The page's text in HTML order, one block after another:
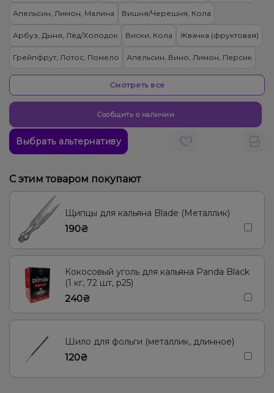
Апельсин, Лимон, Малина Вишня/Черешня, Кола
Арбуз, Дыня, Лёд/Холодок Виски, Кола Жвачка (фруктовая)
Грейпфрут, Лотос, Помело Апельсин, Вино, Лимон, Персик
Груша/Дюшес, Лёд/Холодок, Яблоко
Виноград, Личи, Роза Кактус, Лайм, Лимонад, Огурец
Пирог/Кондитерка, Ревень
Лёд/Холодок, Пряности/Специи, Цитрусы, Ягоды
Виски, Вишня/Черешня, Клюква
Лёд/Холодок, Цитрусы Манго Виски, Яблоко
Грейпфрут, Помело Малина, Черника/Голубика Дыня
Вино, Лимонад, Ягоды
Вишня/Черешня, Пирог/Кондитерка Ананас
Смотреть все
Сообщить о наличии
Выбрать альтернативу
С этим товаром покупают
Щипцы для кальяна Blade (Металлик)
190₴
Кокосовый уголь для кальяна Panda Black
(1 кг, 72 шт, р25)
240₴
Шило для фольги (металлик, длинное)
120₴